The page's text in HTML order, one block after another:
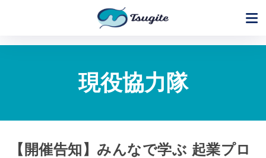
現役協力隊
【開催告知】みんなで学ぶ 起業プロ